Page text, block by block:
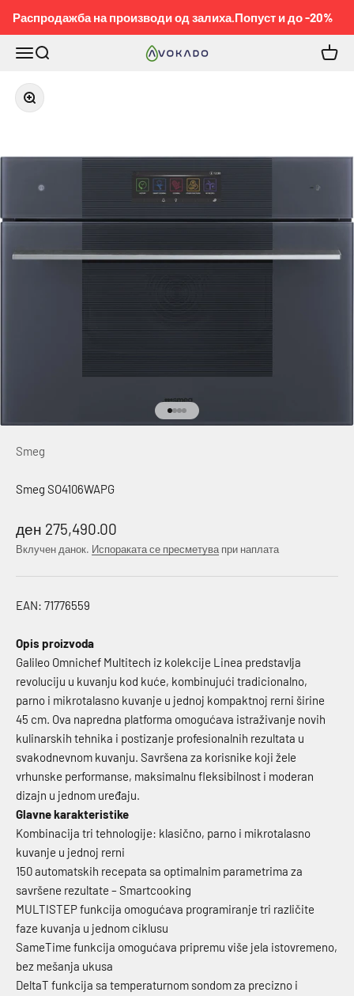
Распродажба на производи од залиха.Попуст и до -20%
MeniPretraga KOBEL™ Korpa
Приближи
Idi na stavku 1
Idi na stavku 2
Idi na stavku 3
Idi na stavku 4
Smeg
Smeg SO4106WAPG
Намалена цена
ден 275,490.00
Вклучен данок. Испораката се пресметувапри наплата
EAN: 71776559
Opis proizvoda
Galileo Omnichef Multitech iz kolekcije Linea predstavlja
revoluciju u kuvanju kod kuće, kombinujući tradicionalno,
parno i mikrotalasno kuvanje u jednoj kompaktnoj rerni širine
45 cm. Ova napredna platforma omogućava istraživanje novih
kulinarskih tehnika i postizanje profesionalnih rezultata u
svakodnevnom kuvanju. Savršena za korisnike koji žele
vrhunske performanse, maksimalnu fleksibilnost i moderan
dizajn u jednom uređaju.
Glavne karakteristike
Kombinacija tri tehnologije: klasično, parno i mikrotalasno
kuvanje u jednoj rerni
150 automatskih recepata sa optimalnim parametrima za
savršene rezultate – Smartcooking
MULTISTEP funkcija omogućava programiranje tri različite
faze kuvanja u jednom ciklusu
SameTime funkcija omogućava pripremu više jela istovremeno,
bez mešanja ukusa
DeltaT funkcija sa temperaturnom sondom za precizno i